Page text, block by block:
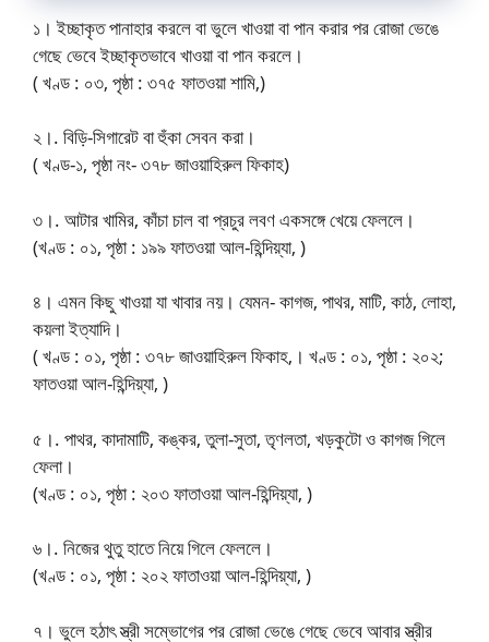
১। ইচ্ছাকৃত পানাহার করলে বা ভুলে খাওয়া বা পান করার পর রোজা ভেঙে
গেছে ভেবে ইচ্ছাকৃতভাবে খাওয়া বা পান করলে।
( খণ্ড : ০৩, পৃষ্ঠা : ৩৭৫ ফাতওয়া শামি,)
২।. বিড়ি-সিগারেট বা হুঁকা সেবন করা।
( খণ্ড-১, পৃষ্ঠা নং- ৩৭৮ জাওয়াহিরুল ফিকাহ)
৩।. আটার খামির, কাঁচা চাল বা প্রচুর লবণ একসঙ্গে খেয়ে ফেললে।
(খণ্ড : ০১, পৃষ্ঠা : ১৯৯ ফাতওয়া আল-হিন্দিয়্যা, )
৪। এমন কিছু খাওয়া যা খাবার নয়। যেমন- কাগজ, পাথর, মাটি, কাঠ, লোহা,
কয়লা ইত্যাদি।
( খণ্ড : ০১, পৃষ্ঠা : ৩৭৮ জাওয়াহিরুল ফিকাহ,। খণ্ড : ০১, পৃষ্ঠা : ২০২;
ফাতওয়া আল-হিন্দিয়্যা, )
৫।. পাথর, কাদামাটি, কঙ্কর, তুলা-সুতা, তৃণলতা, খড়কুটো ও কাগজ গিলে
ফেলা।
(খণ্ড : ০১, পৃষ্ঠা : ২০৩ ফাতাওয়া আল-হিন্দিয়্যা, )
৬।. নিজের থুতু হাতে নিয়ে গিলে ফেললে।
(খণ্ড : ০১, পৃষ্ঠা : ২০২ ফাতাওয়া আল-হিন্দিয়্যা, )
৭। ভুলে হঠাৎ স্ত্রী সম্ভোগের পর রোজা ভেঙে গেছে ভেবে আবার স্ত্রীর